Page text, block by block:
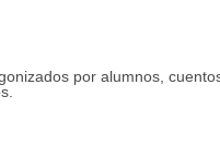
por alumnos,